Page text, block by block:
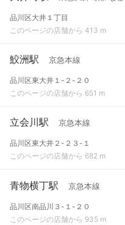
品川区大井１丁目
このページの店舗から 413 m
鮫洲駅 京急本線
品川区東大井１-２-２０
このページの店舗から 651 m
立会川駅 京急本線
品川区東大井２-２３-１
このページの店舗から 682 m
青物横丁駅 京急本線
品川区南品川３-１-２０
このページの店舗から 935 m